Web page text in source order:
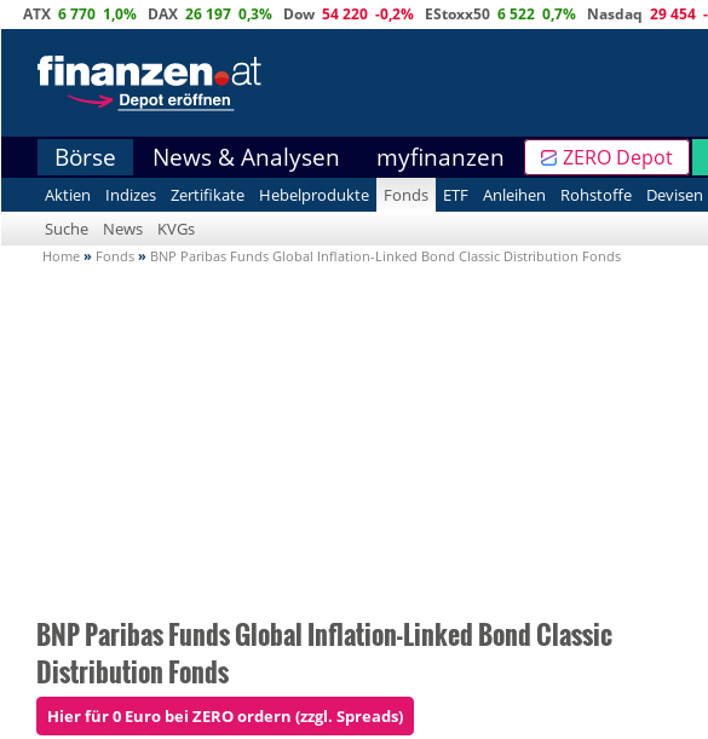
ATX 6 770 1,0% DAX 26 197 0,3% Dow 54 220 -0,2% EStoxx50 6 522 0,7% Nasdaq 29 454
Börse News & Analysen myfinanzen ZERO Depot
Aktien Indizes Zertifikate Hebelprodukte Fonds ETF Anleihen Rohstoffe Devisen
Suche
News KVGs
Home » Fonds » BNP Paribas Funds Global Inflation-Linked Bond Classic Distribution Fonds
BNP Paribas Funds Global Inflation-Linked Bond Classic
Distribution Fonds
Hier für 0 Euro bei ZERO ordern (zzgl. Spreads)